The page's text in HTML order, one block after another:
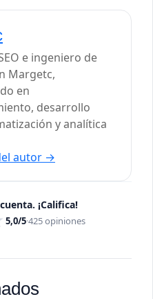
e ingeniero de
Margetc,
en
desarrollo
y analítica
autor →
¡Califica!
5,0/5·425opiniones